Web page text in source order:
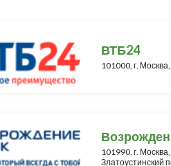
ВТБ24
101000, г.
101990, г.
Златоустинский